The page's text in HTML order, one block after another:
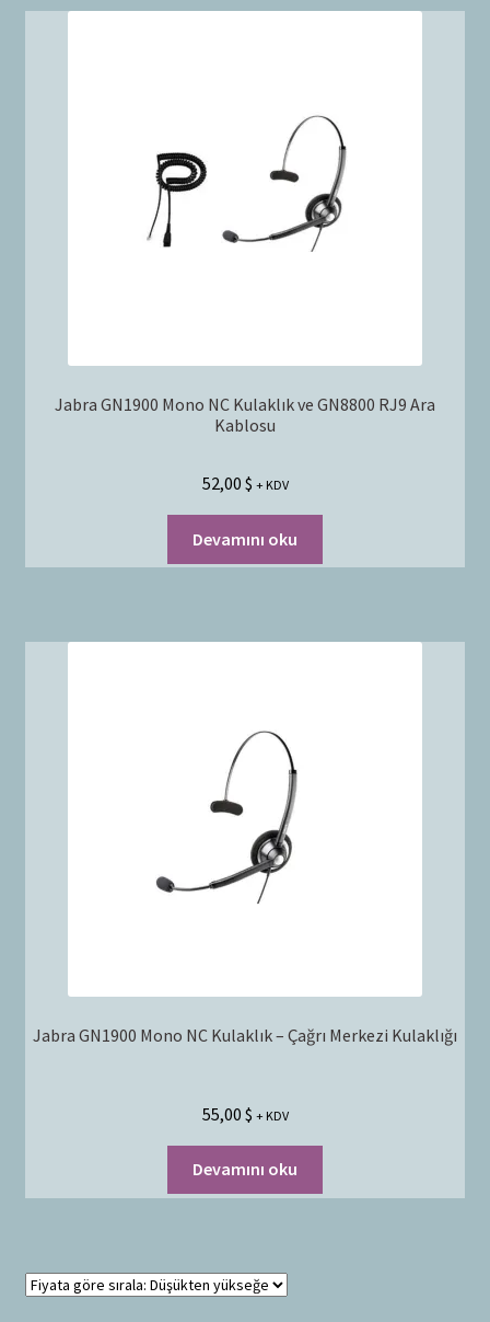
Jabra GN1900 Mono NC Kulaklık ve GN8800 RJ9 Ara
Kablosu
52,00 $ + KDV
Devamını oku
Jabra GN1900 Mono NC Kulaklık – Çağrı Merkezi Kulaklığı
55,00 $ + KDV
Devamını oku